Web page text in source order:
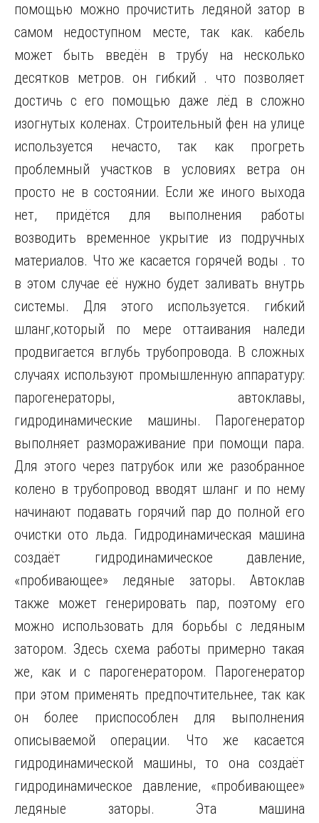
помощью можно прочистить ледяной затор в
самом недоступном месте, так как. кабель
может быть введён в трубу на несколько
десятков метров. он гибкий . что позволяет
достичь с его помощью даже лёд в сложно
изогнутых коленах. Строительный фен на улице
используется нечасто, так как прогреть
проблемный участков в условиях ветра он
просто не в состоянии. Если же иного выхода
нет, придётся для выполнения работы
возводить временное укрытие из подручных
материалов. Что же касается горячей воды . то
в этом случае её нужно будет заливать внутрь
системы. Для этого используется. гибкий
шланг,который по мере оттаивания наледи
продвигается вглубь трубопровода. В сложных
случаях используют промышленную аппаратуру:
парогенераторы, автоклавы,
гидродинамические машины. Парогенератор
выполняет размораживание при помощи пара.
Для этого через патрубок или же разобранное
колено в трубопровод вводят шланг и по нему
начинают подавать горячий пар до полной его
очистки ото льда. Гидродинамическая машина
создаёт гидродинамическое давление,
«пробивающее» ледяные заторы. Автоклав
также может генерировать пар, поэтому его
можно использовать для борьбы с ледяным
затором. Здесь схема работы примерно такая
же, как и с парогенератором. Парогенератор
при этом применять предпочтительнее, так как
он более приспособлен для выполнения
описываемой операции. Что же касается
гидродинамической машины, то она создаёт
гидродинамическое давление, «пробивающее»
ледяные заторы. Эта машина